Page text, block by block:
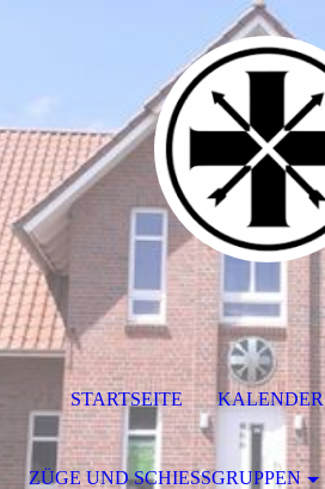
STARTSEITE KALENDER
ZÜGE UND SCHIESSGRUPPEN